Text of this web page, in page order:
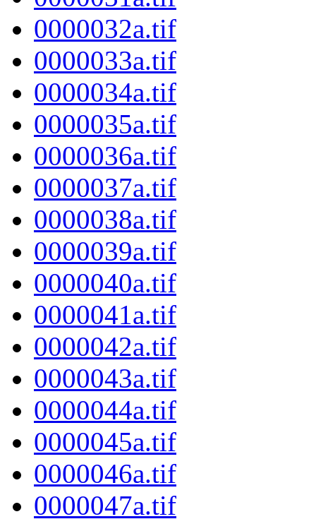
0000032a.tif
0000033a.tif
0000034a.tif
0000035a.tif
0000036a.tif
0000037a.tif
0000038a.tif
0000039a.tif
0000040a.tif
0000041a.tif
0000042a.tif
0000043a.tif
0000044a.tif
0000045a.tif
0000046a.tif
0000047a.tif